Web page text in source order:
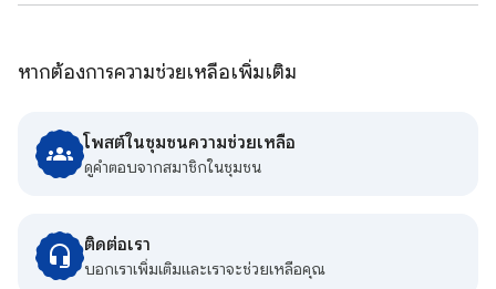
หากต้องการความช่วยเหลือเพิ่มเติม
โพสต์ในชุมชนความช่วยเหลือ
ดูคําตอบจากสมาชิกในชุมชน
ติดต่อเรา
บอกเราเพิ่มเติมและเราจะช่วยเหลือคุณ